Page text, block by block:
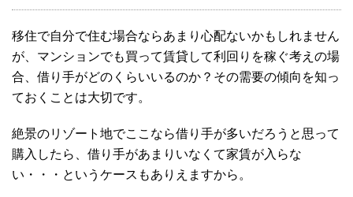
移住で自分で住む場合ならあまり心配ないかもしれません
が、マンションでも買って賃貸して利回りを稼ぐ考えの場
合、借り手がどのくらいいるのか？その需要の傾向を知っ
ておくことは大切です。
絶景のリゾート地でここなら借り手が多いだろうと思って
購入したら、借り手があまりいなくて家賃が入らな
い・・・というケースもありえますから。